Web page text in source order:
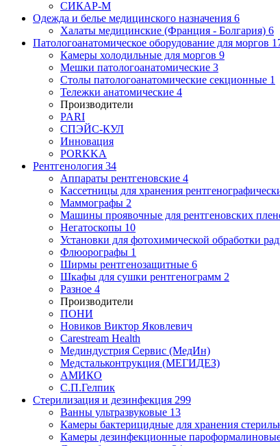
СИКАР-М
Одежда и белье медицинского назначения 6
Халаты медицинские (Франция - Болгария) 6
Патологоанатомическое оборудование для моргов
Камеры холодильные для моргов 9
Мешки патологоанатомические 3
Столы патологоанатомические секционные 1
Тележки анатомические 4
Производители
PARI
СПЭЙС-КУЛ
Инновация
PORKKA
Рентгенология 34
Аппараты рентгеновские 4
Кассетницы для хранения
Маммографы 2
Машины проявочные для рентгеновских
Негатоскопы 10
Установки для фотохимической обработки
Флюорографы 1
Ширмы рентгенозащитные 6
Шкафы для сушки рентгенограмм 2
Разное 4
Производители
ПОНИ
Новиков Виктор Яковлевич
Carestream Health
Мединдустрия Сервис (МедИн)
Медстальконтрукция (МЕГИДЕЗ)
АМИКО
С.П.Гелпик
Стерилизация и дезинфекция 299
Ванны ультразвуковые 13
Камеры бактерицидные для хранения
Камеры дезинфекционные